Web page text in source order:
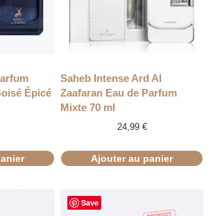
Épicé
Saheb Intense Ard Al
Zaafaran Eau de Parfum
Mixte 70 ml
24,99 €
Ajouter au panier
Save